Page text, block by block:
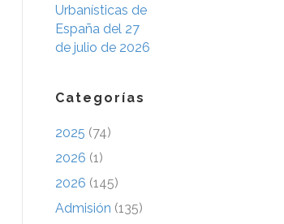
Urbanísticas de
España del 27
de julio de 2026
Categorías
2025 (74)
2026 (1)
2026 (145)
Admisión (135)